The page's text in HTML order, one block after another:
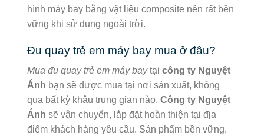
hình máy bay bằng vật liệu composite nên rất bền
vững khi sử dụng ngoài trời.
Đu quay trẻ em máy bay mua ở đâu?
Mua đu quay trẻ em máy baytại công ty Nguyệt
Ánh bạn sẽ được mua tại nơi sản xuất, không
qua bất kỳ khâu trung gian nào. Công ty Nguyệt
Ánh sẽ vận chuyển, lắp đặt hoàn thiện tại địa
điểm khách hàng yêu cầu. Sản phẩm bền vững,